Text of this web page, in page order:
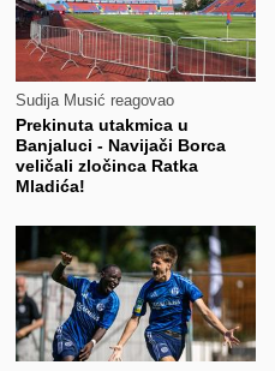
Sudija Musić reagovao
Prekinuta utakmica u
Banjaluci - Navijači Borca
veličali zločinca Ratka
Mladića!